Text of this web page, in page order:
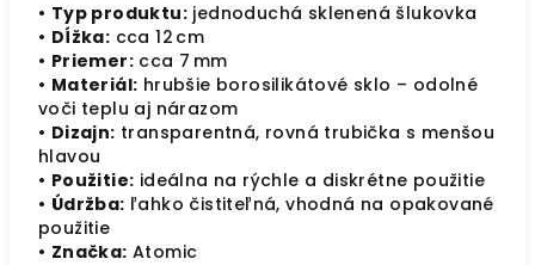
• Typ produktu: jednoduchá sklenená šlukovka
• Dĺžka: cca 12 cm
• Priemer: cca 7 mm
• Materiál: hrubšie borosilikátové sklo – odolné
voči teplu aj nárazom
• Dizajn: transparentná, rovná trubička s menšou
hlavou
• Použitie: ideálna na rýchle a diskrétne použitie
• Údržba: ľahko čistiteľná, vhodná na opakované
použitie
• Značka: Atomic